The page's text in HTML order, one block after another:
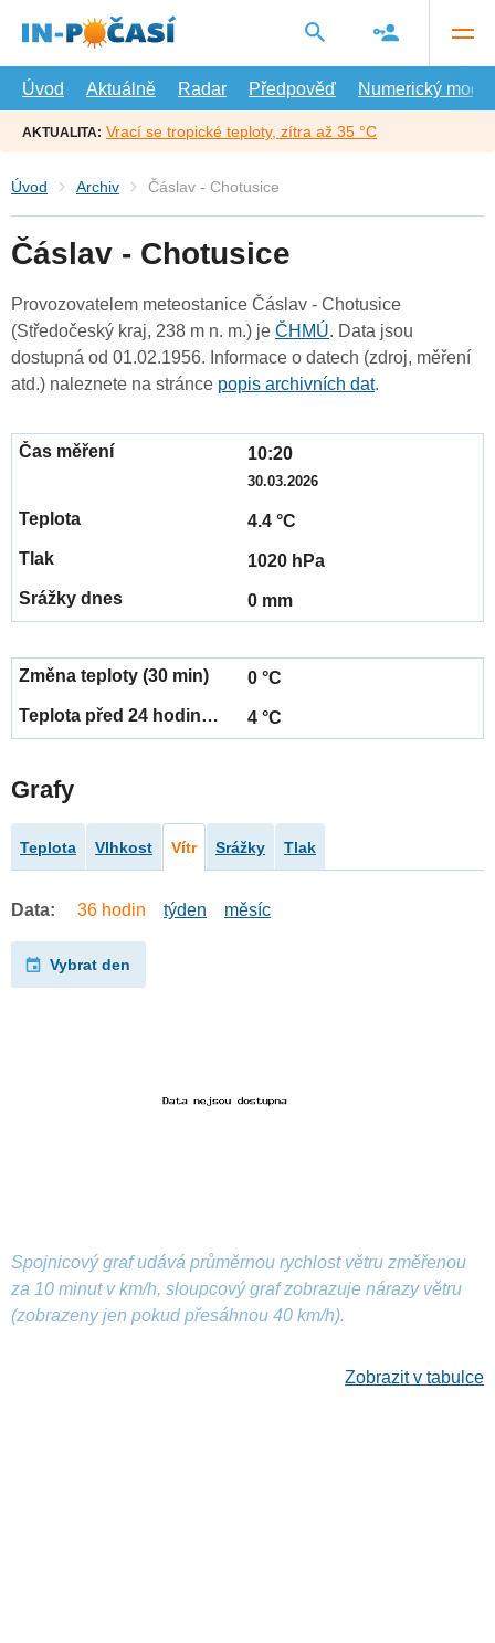
hlavní
Úvod
Aktuálně Radar Předpověď Numerický model
AKTUALITA: Vrací se tropické teploty, zítra až 35 °C
Úvod Archiv Čáslav - Chotusice
Čáslav - Chotusice
Provozovatelem meteostanice Čáslav - Chotusice
(Středočeský kraj, 238 m n. m.) je ČHMÚ. Data jsou
dostupná od 01.02.1956. Informace o datech (zdroj, měření
atd.) naleznete na stránce popis archivních dat.
10:20
30.03.2026
4.4 °C
1020 hPa
0 mm
0 °C
4 °C
Grafy
Teplota Vlhkost Vítr Srážky Tlak
Data: 36 hodin týden měsíc
Vybrat den
Spojnicový graf udává průměrnou rychlost větru změřenou
za 10 minut v km/h, sloupcový graf zobrazuje nárazy větru
(zobrazeny jen pokud přesáhnou 40 km/h).
Zobrazit v tabulce